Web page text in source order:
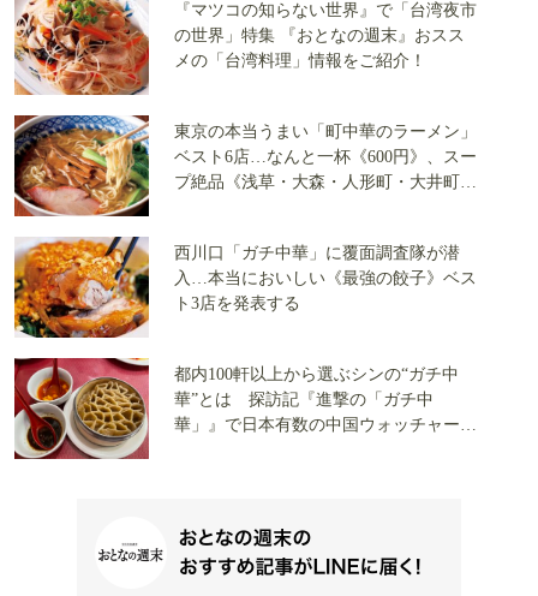
『マツコの知らない世界』で「台湾夜市
の世界」特集 『おとなの週末』おスス
メの「台湾料理」情報をご紹介！
東京の本当うまい「町中華のラーメン」
ベスト6店…なんと一杯《600円》、スー
プ絶品《浅草・大森・人形町・大井町・
西川口「ガチ中華」に覆面調査隊が潜
入…本当においしい《最強の餃子》ベス
ト3店を発表する
都内100軒以上から選ぶシンの“ガチ中
華”とは 探訪記『進撃の「ガチ中
華」』で日本有数の中国ウォッチャーが